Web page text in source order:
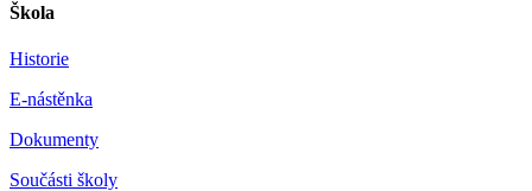
Škola
Historie
E-nástěnka
Dokumenty
Součásti školy